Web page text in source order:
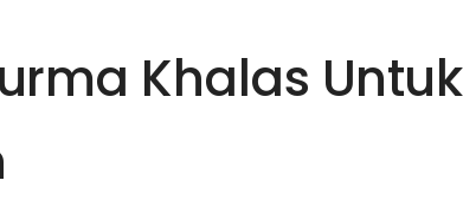
Khalas Untuk